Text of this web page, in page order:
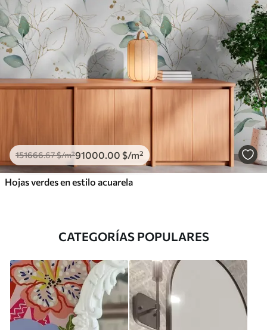
151666.67$/m²91000.00 $/m²
Hojas verdes en estilo acuarela
CATEGORÍAS POPULARES